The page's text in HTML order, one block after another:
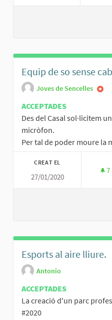
Equip de so sense
Joves de Sencelles
ACCEPTADES
Des del Casal sol·licitem
micròfon.
Per tal de poder moure la
CREAT EL
27/01/2020
7
Esports al aire lliure.
Antonio
ACCEPTADES
La creació d'un parc
#2020